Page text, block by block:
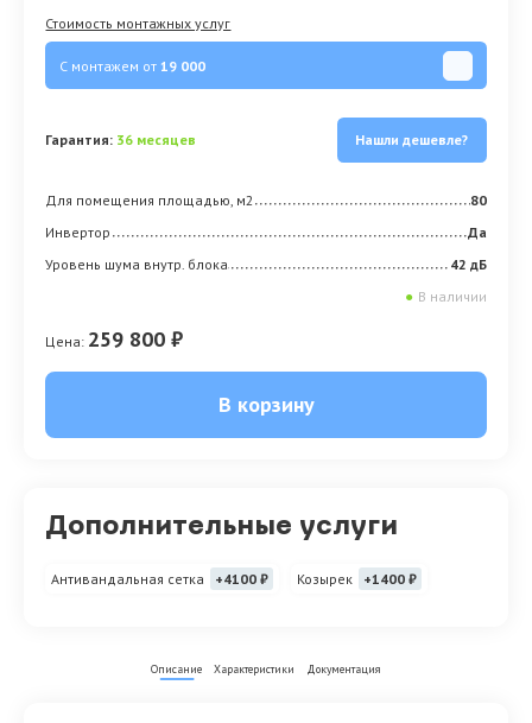
Стоимость монтажных услуг
С монтажем от19 000
Гарантия: 36 месяцев Нашли дешевле?
Для помещения площадью, м2
80
Инвертор
Да
Уровень шума внутр. блока
42 дБ
● В наличии
Цена: 259 800 ₽
В корзину
Дополнительные услуги
Антивандальная сетка +4100 ₽ Козырек +1400 ₽
Описание Характеристики Документация